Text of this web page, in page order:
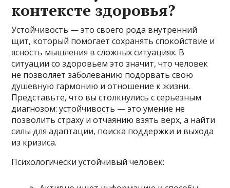
контексте здоровья?
Устойчивость — это своего рода внутренний
щит, который помогает сохранять спокойствие и
ясность мышления в сложных ситуациях. В
ситуации со здоровьем это значит, что человек
не позволяет заболеванию подорвать свою
душевную гармонию и отношение к жизни.
Представьте, что вы столкнулись с серьезным
диагнозом: устойчивость — это умение не
позволить страху и отчаянию взять верх, а найти
силы для адаптации, поиска поддержки и выхода
из кризиса.
Психологически устойчивый человек: